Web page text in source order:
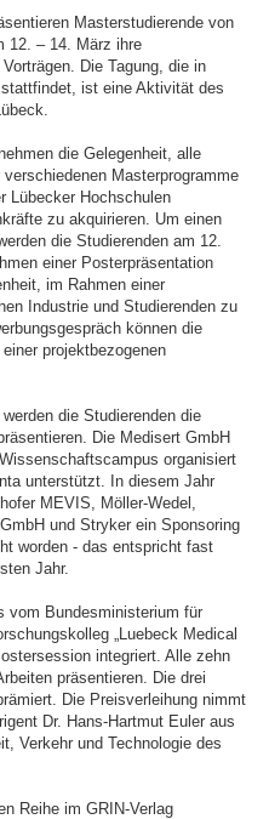
Masterstudierende von
12. – 14. März ihre
Die Tagung, die in
ist eine Aktivität des
die Gelegenheit, alle
Masterprogramme
Lübecker Hochschulen
zu akquirieren. Um einen
die Studierenden am 12.
einer Posterpräsentation
im Rahmen einer
Industrie und Studierenden zu
können die
projektbezogenen
die Studierenden die
Die Medisert GmbH
organisiert
unterstützt. In diesem Jahr
MEVIS, Möller-Wedel,
und Stryker ein Sponsoring
worden - das entspricht fast
Jahr.
vom Bundesministerium für
„Luebeck Medical
integriert. Alle zehn
präsentieren. Die drei
Die Preisverleihung nimmt
Dr. Hans-Hartmut Euler aus
Verkehr und Technologie des
Reihe im GRIN-Verlag